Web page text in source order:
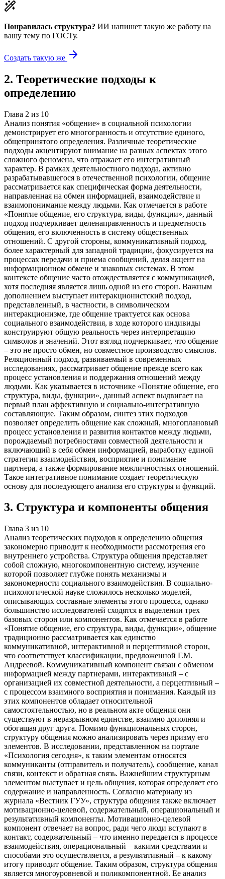
Понравилась структура? ИИ напишет такую же работу на
вашу тему по ГОСТу.
Создать такую же
2. Теоретические подходы к
определению
Глава 2 из 10
Анализ понятия «общение» в социальной психологии
демонстрирует его многогранность и отсутствие единого,
общепринятого определения. Различные теоретические
подходы акцентируют внимание на разных аспектах этого
сложного феномена, что отражает его интегративный
характер. В рамках деятельностного подхода, активно
разрабатывавшегося в отечественной психологии, общение
рассматривается как специфическая форма деятельности,
направленная на обмен информацией, взаимодействие и
взаимопонимание между людьми. Как отмечается в работе
«Понятие общение, его структура, виды, функции», данный
подход подчеркивает целенаправленность и предметность
общения, его включенность в систему общественных
отношений. С другой стороны, коммуникативный подход,
более характерный для западной традиции, фокусируется на
процессах передачи и приема сообщений, делая акцент на
информационном обмене и знаковых системах. В этом
контексте общение часто отождествляется с коммуникацией,
хотя последняя является лишь одной из его сторон. Важным
дополнением выступает интеракционистский подход,
представленный, в частности, в символическом
интеракционизме, где общение трактуется как основа
социального взаимодействия, в ходе которого индивиды
конструируют общую реальность через интерпретацию
символов и значений. Этот взгляд подчеркивает, что общение
– это не просто обмен, но совместное производство смыслов.
Реляционный подход, развиваемый в современных
исследованиях, рассматривает общение прежде всего как
процесс установления и поддержания отношений между
людьми. Как указывается в источнике «Понятие общение, его
структура, виды, функции», данный аспект выдвигает на
первый план аффективную и социально-интегративную
составляющие. Таким образом, синтез этих подходов
позволяет определить общение как сложный, многоплановый
процесс установления и развития контактов между людьми,
порождаемый потребностями совместной деятельности и
включающий в себя обмен информацией, выработку единой
стратегии взаимодействия, восприятие и понимание
партнера, а также формирование межличностных отношений.
Такое интегративное понимание создает теоретическую
основу для последующего анализа его структуры и функций.
3. Структура и компоненты общения
Глава 3 из 10
Анализ теоретических подходов к определению общения
закономерно приводит к необходимости рассмотрения его
внутреннего устройства. Структура общения представляет
собой сложную, многокомпонентную систему, изучение
которой позволяет глубже понять механизмы и
закономерности социального взаимодействия. В социально-
психологической науке сложилось несколько моделей,
описывающих составные элементы этого процесса, однако
большинство исследователей сходятся в выделении трех
базовых сторон или компонентов. Как отмечается в работе
«Понятие общение, его структура, виды, функции», общение
традиционно рассматривается как единство
коммуникативной, интерактивной и перцептивной сторон,
что соответствует классификации, предложенной Г.М.
Андреевой. Коммуникативный компонент связан с обменом
информацией между партнерами, интерактивный – с
организацией их совместной деятельности, а перцептивный –
с процессом взаимного восприятия и понимания. Каждый из
этих компонентов обладает относительной
самостоятельностью, но в реальном акте общения они
существуют в неразрывном единстве, взаимно дополняя и
обогащая друг друга. Помимо функциональных сторон,
структуру общения можно анализировать через призму его
элементов. В исследовании, представленном на портале
«Психология сегодня», к таким элементам относятся
коммуниканты (отправитель и получатель), сообщение, канал
связи, контекст и обратная связь. Важнейшим структурным
элементом выступает и цель общения, которая определяет его
содержание и направленность. Согласно материалу из
журнала «Вестник ГУУ», структура общения также включает
мотивационно-целевой, содержательный, операциональный и
результативный компоненты. Мотивационно-целевой
компонент отвечает на вопрос, ради чего люди вступают в
контакт, содержательный – что именно передается в процессе
взаимодействия, операциональный – какими средствами и
способами это осуществляется, а результативный – к какому
итогу приводит общение. Таким образом, структура общения
является многоуровневой и поликомпонентной. Ее анализ